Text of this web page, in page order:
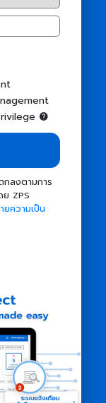
ลงตามการ
ZPS
ยความเป็น